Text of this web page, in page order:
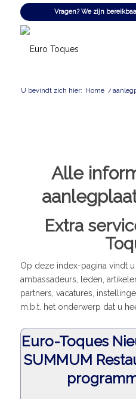
Vragen? We zijn
U bevindt zich hier: Home /
Alle
Extra
Op deze index-pagina vindt u
ambassadeurs, leden,
partners, vacatures,
m.b.t. het onderwerp dat u
Euro-Toques
SUMMUM